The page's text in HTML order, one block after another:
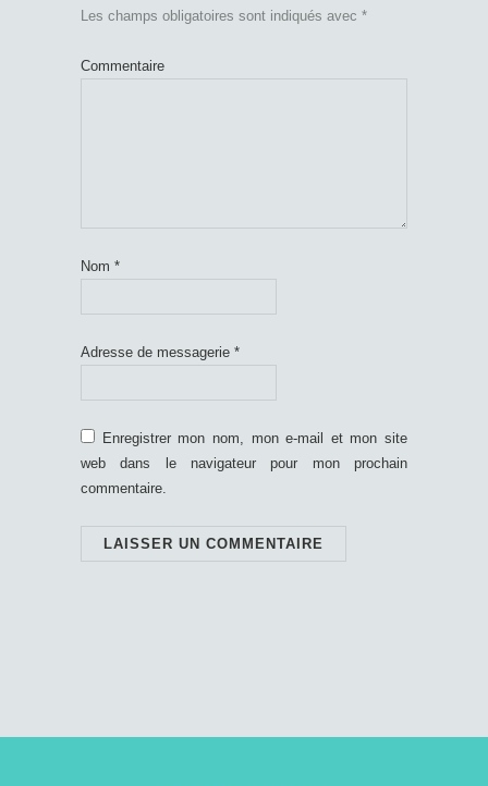
Les champs obligatoires sont indiqués avec *
Commentaire
Nom *
Adresse de messagerie *
Enregistrer mon nom, mon e-mail et mon site
web dans le navigateur pour mon prochain
commentaire.